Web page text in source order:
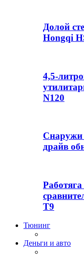
Долой
Hongqi
4,5-
N120
Снаружи
драйв
T9
Тюнинг
Деньги и авто